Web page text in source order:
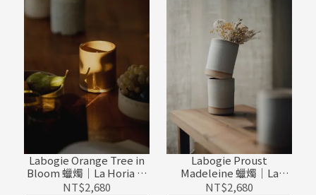
Labogie Orange Tree in
Bloom 蠟燭｜La Horia 陶
罐
NT$2,680
Labogie Proust
Madeleine 蠟燭｜La
Poudrée 陶罐
NT$2,680